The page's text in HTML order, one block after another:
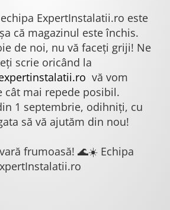
ExpertInstalatii.ro este
că magazinul este închis.
de noi, nu vă faceți griji! Ne
scrie oricând la
vă vom
cât mai repede posibil.
1 septembrie, odihniți, cu
să vă ajutăm din nou!
frumoasă! 🌊☀️ Echipa